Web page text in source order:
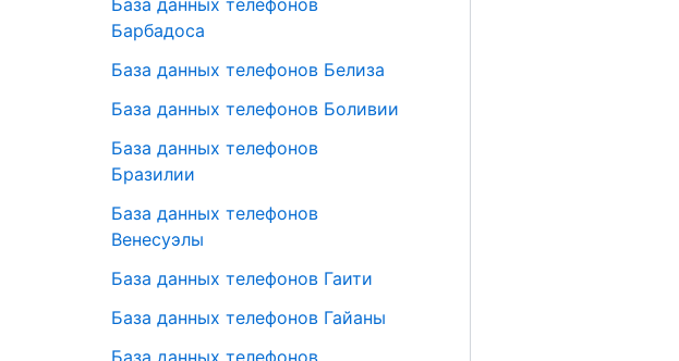
База данных телефонов
Барбадоса
База данных телефонов Белиза
База данных телефонов Боливии
База данных телефонов
Бразилии
База данных телефонов
Венесуэлы
База данных телефонов Гаити
База данных телефонов Гайаны
База данных телефонов